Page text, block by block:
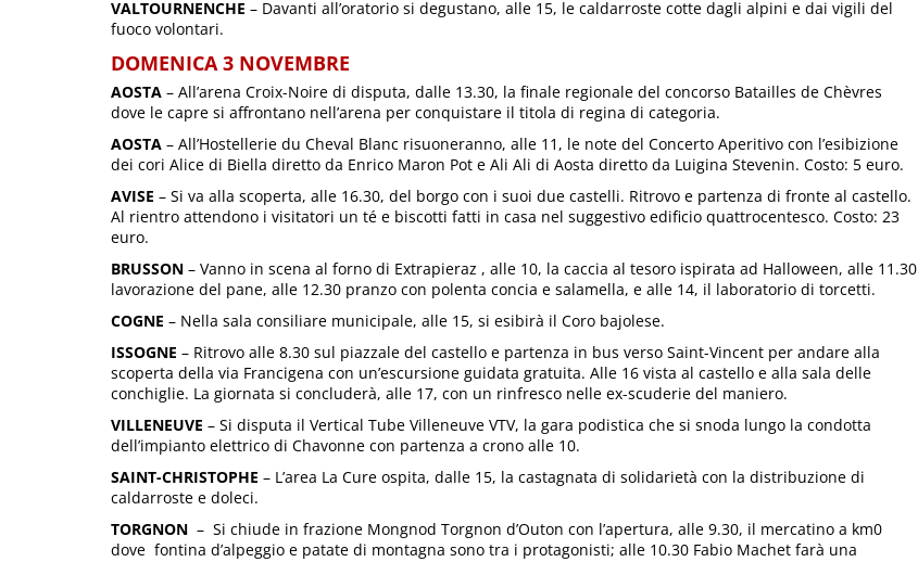
VALTOURNENCHE – Davanti all’oratorio si degustano, alle 15, le caldarroste cotte dagli alpini e dai vigili del
fuoco volontari.
DOMENICA 3 NOVEMBRE
AOSTA – All’arena Croix-Noire di disputa, dalle 13.30, la finale regionale del concorso Batailles de Chèvres
dove le capre si affrontano nell’arena per conquistare il titola di regina di categoria.
AOSTA – All’Hostellerie du Cheval Blanc risuoneranno, alle 11, le note del Concerto Aperitivo con l’esibizione
dei cori Alice di Biella diretto da Enrico Maron Pot e Ali Ali di Aosta diretto da Luigina Stevenin. Costo: 5 euro.
AVISE – Si va alla scoperta, alle 16.30, del borgo con i suoi due castelli. Ritrovo e partenza di fronte al castello.
Al rientro attendono i visitatori un té e biscotti fatti in casa nel suggestivo edificio quattrocentesco. Costo: 23
euro.
BRUSSON – Vanno in scena al forno di Extrapieraz , alle 10, la caccia al tesoro ispirata ad Halloween, alle 11.30
lavorazione del pane, alle 12.30 pranzo con polenta concia e salamella, e alle 14, il laboratorio di torcetti.
COGNE – Nella sala consiliare municipale, alle 15, si esibirà il Coro bajolese.
ISSOGNE – Ritrovo alle 8.30 sul piazzale del castello e partenza in bus verso Saint-Vincent per andare alla
scoperta della via Francigena con un’escursione guidata gratuita. Alle 16 vista al castello e alla sala delle
conchiglie. La giornata si concluderà, alle 17, con un rinfresco nelle ex-scuderie del maniero.
VILLENEUVE – Si disputa il Vertical Tube Villeneuve VTV, la gara podistica che si snoda lungo la condotta
dell’impianto elettrico di Chavonne con partenza a crono alle 10.
SAINT-CHRISTOPHE – L’area La Cure ospita, dalle 15, la castagnata di solidarietà con la distribuzione di
caldarroste e doleci.
TORGNON – Si chiude in frazione Mongnod Torgnon d’Outon con l’apertura, alle 9.30, il mercatino a km0
dove fontina d’alpeggio e patate di montagna sono tra i protagonisti; alle 10.30 Fabio Machet farà una